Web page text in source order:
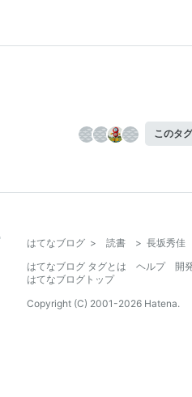
このタ
はてなブログ > 読書 > 長坂秀佳
はてなブログ タグとは
ヘルプ
開
はてなブログトップ
Copyright (C) 2001-2026 Hatena.